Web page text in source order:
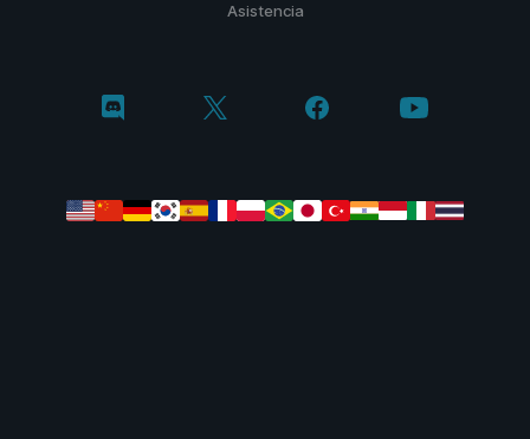
Asistencia